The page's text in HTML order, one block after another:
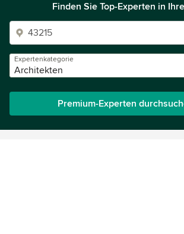
Finden Sie Top-Experten in
Expertenkategorie
Architekten
Premium-Experten